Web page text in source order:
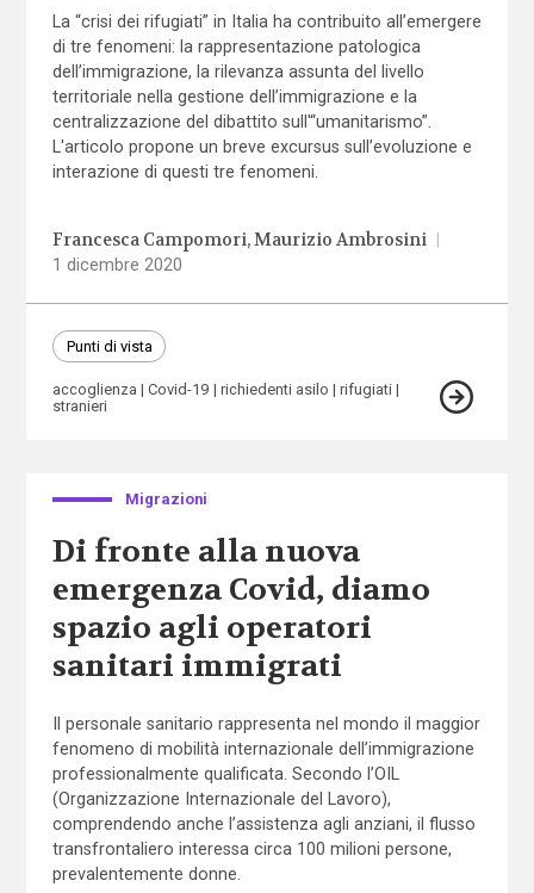
La “crisi dei rifugiati” in Italia ha contribuito all’emergere
di tre fenomeni: la rappresentazione patologica
dell’immigrazione, la rilevanza assunta del livello
territoriale nella gestione dell’immigrazione e la
centralizzazione del dibattito sull'“umanitarismo”.
L'articolo propone un breve excursus sull’evoluzione e
interazione di questi tre fenomeni.
Francesca Campomori Maurizio Ambrosini
1 dicembre 2020
Punti di vista
accoglienza Covid-19 richiedenti asilo
rifugiati
stranieri
Migrazioni
Di fronte alla nuova
emergenza Covid, diamo
spazio agli operatori
sanitari immigrati
Il personale sanitario rappresenta nel mondo il maggior
fenomeno di mobilità internazionale dell’immigrazione
professionalmente qualificata. Secondo l’OIL
(Organizzazione Internazionale del Lavoro),
comprendendo anche l’assistenza agli anziani, il flusso
transfrontaliero interessa circa 100 milioni persone,
prevalentemente donne.